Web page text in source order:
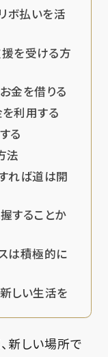
ボ払いを活
援を受ける方
金を借りる
利用する
る
法
れば道は開
することか
は積極的に
しい生活を
新しい場所で